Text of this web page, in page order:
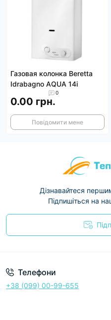
Газовая колонка Beretta
Idrabagno AQUA 14i
0
0.00 грн.
Повідомити мене
Дізнавайтеся
Підпишіться на
Телефони
+38 (099) 00-99-655